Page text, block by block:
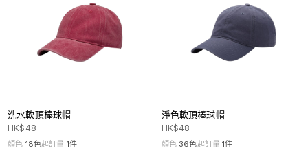
洗水軟頂棒球帽
HK$ 48
顏色 18色起訂量 1件
淨色軟頂棒球帽
HK$48
顏色 36色起訂量 1件